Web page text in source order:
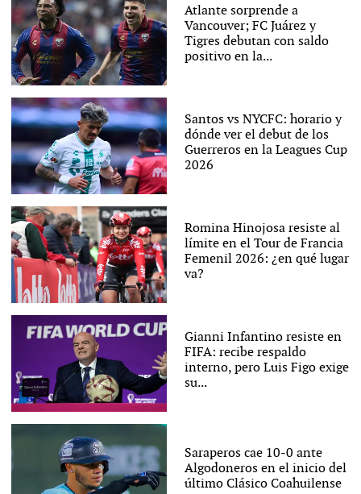
Atlante sorprende a
Vancouver; FC Juárez y
Tigres debutan con saldo
positivo en la...
Santos vs NYCFC: horario y
dónde ver el debut de los
Guerreros en la Leagues Cup
2026
Romina Hinojosa resiste al
límite en el Tour de Francia
Femenil 2026: ¿en qué lugar
va?
Gianni Infantino resiste en
FIFA: recibe respaldo
interno, pero Luis Figo exige
su...
Saraperos cae 10-0 ante
Algodoneros en el inicio del
último Clásico Coahuilense